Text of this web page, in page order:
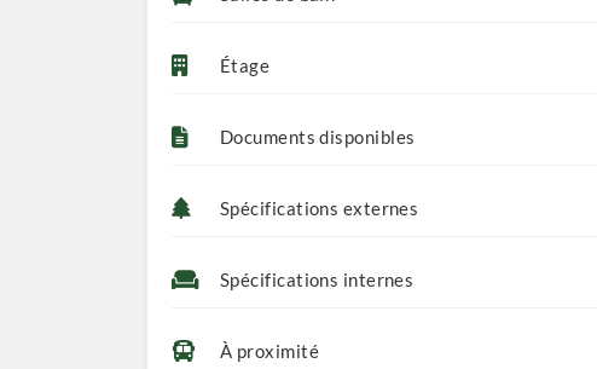
Étage
Documents disponibles
Spécifications externes
Spécifications internes
À proximité